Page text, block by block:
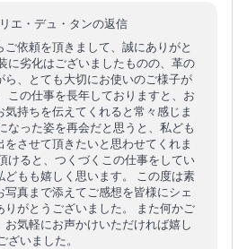
エ・デュ・タンの返信
ご依頼を頂きまして、誠にありがと
に劣化はございましたものの、革の
ら、とても大切にお使いのご様子が
この仕事を長年しておりますと、お
持ちを伝えてくれると常々感じま
なった姿を再会だと思うと、私ども
をさせて頂きたいと思わせてくれま
けると、つくづくこの仕事をしてい
どもも嬉しく思います。 この度は素
写真まで添えてご感想を皆様にシェ
りがとうございました。 また何かご
お気軽にお声かけいただければ嬉し
ざいました。